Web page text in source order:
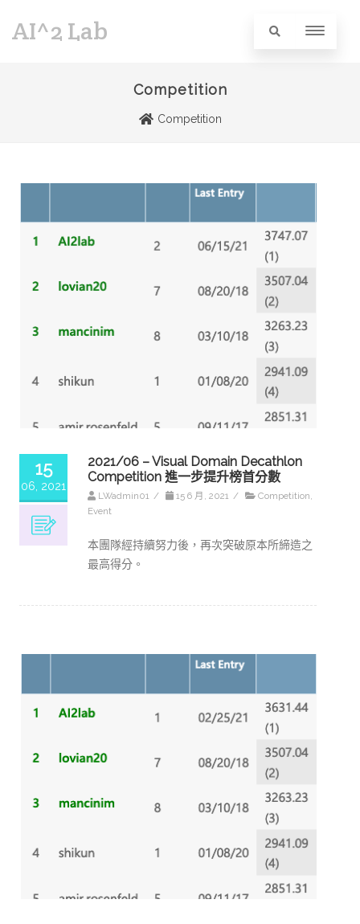
AI^2 Lab
Competition
Competition
15
06, 2021
2021/06 – Visual Domain Decathlon
Competition 進一步提升榜首分數
LWadmin01 / 15 6 月, 2021 / Competition,
Event
本團隊經持續努力後，再次突破原本所締造之
最高得分。